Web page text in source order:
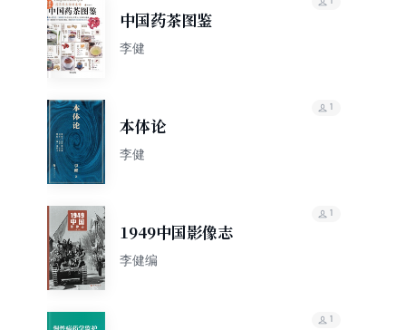
中国药茶图鉴
李健
本体论
李健
1
1949中国影像志
李健编
1
1